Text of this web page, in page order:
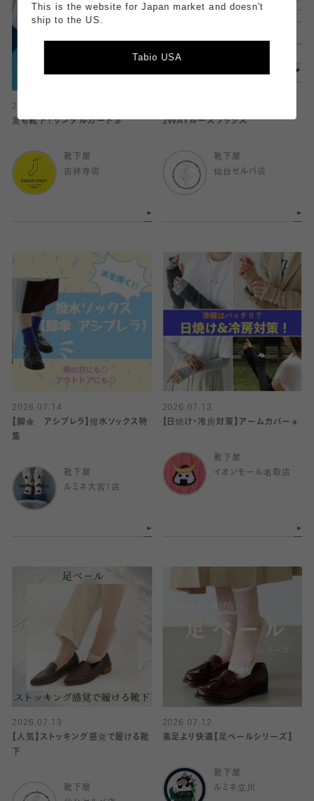
2026.07.16
夏も靴下！サンダルガード🧦
靴下屋
吉祥寺店
2WAYルーズソックス
靴下屋
仙台セルバ店
2026.07.14
【脚傘 アシブレラ】撥水ソックス特
集
靴下屋
ルミネ大宮1店
2026.07.13
【日焼け・冷房対策】アームカバー☀️
靴下屋
イオンモール名取店
2026.07.13
【人気】ストッキング感覚で履ける靴
下
靴下屋
2026.07.12
素足より快適【足ベールシリーズ】
靴下屋
ルミネ立川
This is the website for Japan market and doesn't
ship to the US.
Tabio USA